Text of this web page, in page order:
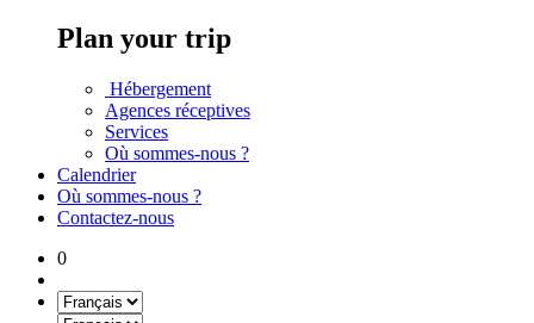
Plan your trip
Hébergement
Agences réceptives
Services
Où sommes-nous ?
Calendrier
Où sommes-nous ?
Contactez-nous
0